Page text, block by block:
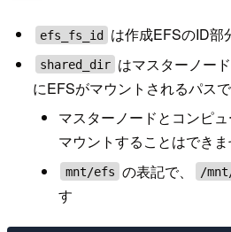
efs_fs_id は作成EFSのID部
shared_dir はマスターノー
にEFSがマウントされるパス
マスターノードとコンピ
マウントすることはでき
mnt/efs の表記で、 /
す